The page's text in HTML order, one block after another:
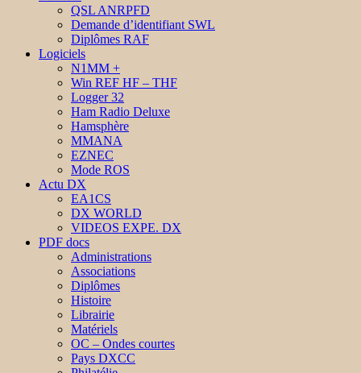
QSL ANRPFD
Demande d’identifiant SWL
Diplômes RAF
Logiciels
N1MM +
Win REF HF – THF
Logger 32
Ham Radio Deluxe
Hamsphère
MMANA
EZNEC
Mode ROS
Actu DX
EA1CS
DX WORLD
VIDEOS EXPE. DX
PDF docs
Administrations
Associations
Diplômes
Histoire
Librairie
Matériels
OC – Ondes courtes
Pays DXCC